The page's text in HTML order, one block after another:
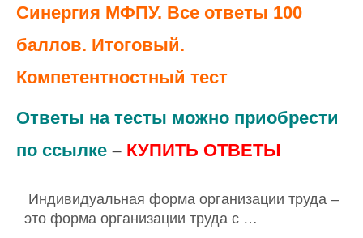
Синергия МФПУ. Все ответы 100
баллов. Итоговый.
Компетентностный тест
Ответы на тесты можно приобрести
по ссылке – КУПИТЬ ОТВЕТЫ
Индивидуальная форма организации труда –
это форма организации труда с …